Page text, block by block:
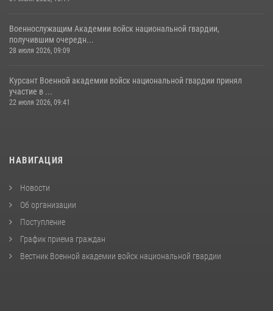
Военнослужащим Академии войск национальной гвардии,
получившим очередн...
28 июля 2026, 09:09
Курсант Военной академии войск национальной гвардии принял
участие в ...
22 июля 2026, 09:41
НАВИГАЦИЯ
Новости
Об организации
Поступление
График приема граждан
Вестник Военной академии войск национальной гвардии